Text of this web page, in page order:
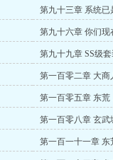
第九十三章 系统
第九十六章 你们
第九十九章 SS级
第一百零二章 大
第一百零五章 东荒
第一百零八章 玄武
第一百一十一章